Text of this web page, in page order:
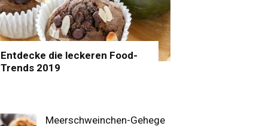
Entdecke die leckeren Food-
Trends 2019
Meerschweinchen-Gehege